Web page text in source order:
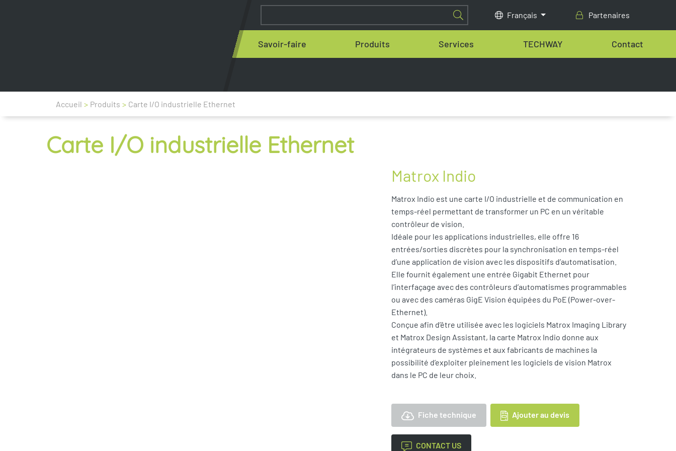
Français Partenaires
Savoir-faire Produits Services TECHWAY Contact
Accueil > Produits > Carte I/O industrielle Ethernet
Carte I/O industrielle Ethernet
Matrox Indio
Matrox Indio est une carte I/O industrielle et de communication en
temps-réel permettant de transformer un PC en un véritable
contrôleur de vision.
Idéale pour les applications industrielles, elle offre 16
entrées/sorties discrètes pour la synchronisation en temps-réel
d’une application de vision avec les dispositifs d’automatisation.
Elle fournit également une entrée Gigabit Ethernet pour
l’interfaçage avec des contrôleurs d’automatismes programmables
ou avec des caméras GigE Vision équipées du PoE (Power-over-
Ethernet).
Conçue afin d’être utilisée avec les logiciels Matrox Imaging Library
et Matrox Design Assistant, la carte Matrox Indio donne aux
intégrateurs de systèmes et aux fabricants de machines la
possibilité d’exploiter pleinement les logiciels de vision Matrox
dans le PC de leur choix.
Fiche technique Ajouter au devis
CONTACT US